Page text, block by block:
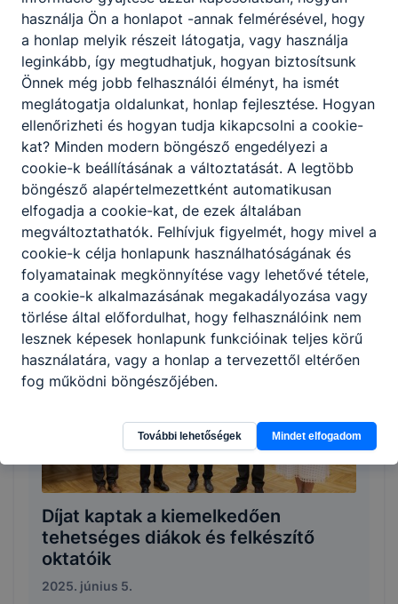
2025. június 10.
12.A és 11.C osztály kirándulása
2025. június 10.
Díjat kaptak a kiemelkedően
tehetséges diákok és felkészítő
oktatóik
2025. június 5.
használja Ön a honlapot -annak felmérésével, hogy
a honlap melyik részeit látogatja, vagy használja
leginkább, így megtudhatjuk, hogyan biztosítsunk
Önnek még jobb felhasználói élményt, ha ismét
meglátogatja oldalunkat, honlap fejlesztése. Hogyan
ellenőrizheti és hogyan tudja kikapcsolni a cookie-
kat? Minden modern böngésző engedélyezi a
cookie-k beállításának a változtatását. A legtöbb
böngésző alapértelmezettként automatikusan
elfogadja a cookie-kat, de ezek általában
megváltoztathatók. Felhívjuk figyelmét, hogy mivel a
cookie-k célja honlapunk használhatóságának és
folyamatainak megkönnyítése vagy lehetővé tétele,
a cookie-k alkalmazásának megakadályozása vagy
törlése által előfordulhat, hogy felhasználóink nem
lesznek képesek honlapunk funkcióinak teljes körű
használatára, vagy a honlap a tervezettől eltérően
fog működni böngészőjében.
További lehetőségek Mindet elfogadom